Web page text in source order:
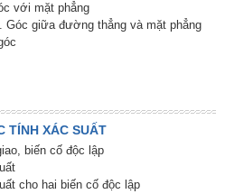
với mặt phẳng
Góc giữa đường thẳng và mặt phẳng
TÍNH XÁC SUẤT
biến cố độc lập
cho hai biến cố độc lập